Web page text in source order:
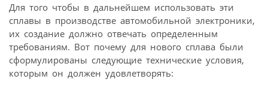
Для того чтобы в дальнейшем использовать эти
сплавы в производстве автомобильной электроники,
их создание должно отвечать определенным
требованиям. Вот почему для нового сплава были
сформулированы следующие технические условия,
которым он должен удовлетворять: